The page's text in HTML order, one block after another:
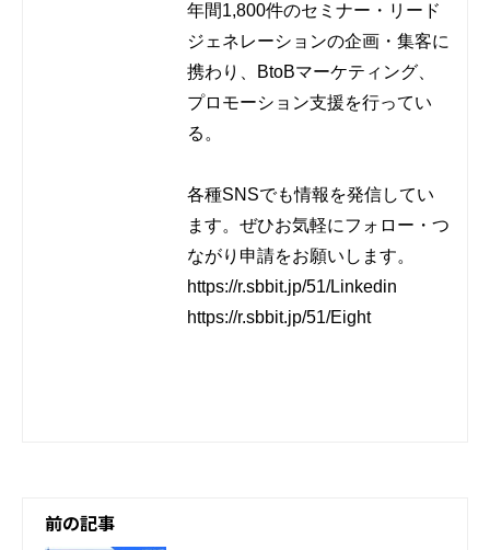
年間1,800件のセミナー・リード
ジェネレーションの企画・集客に
携わり、BtoBマーケティング、
プロモーション支援を行ってい
る。
各種SNSでも情報を発信してい
ます。ぜひお気軽にフォロー・つ
ながり申請をお願いします。
https://r.sbbit.jp/51/Linkedin
https://r.sbbit.jp/51/Eight
前の記事